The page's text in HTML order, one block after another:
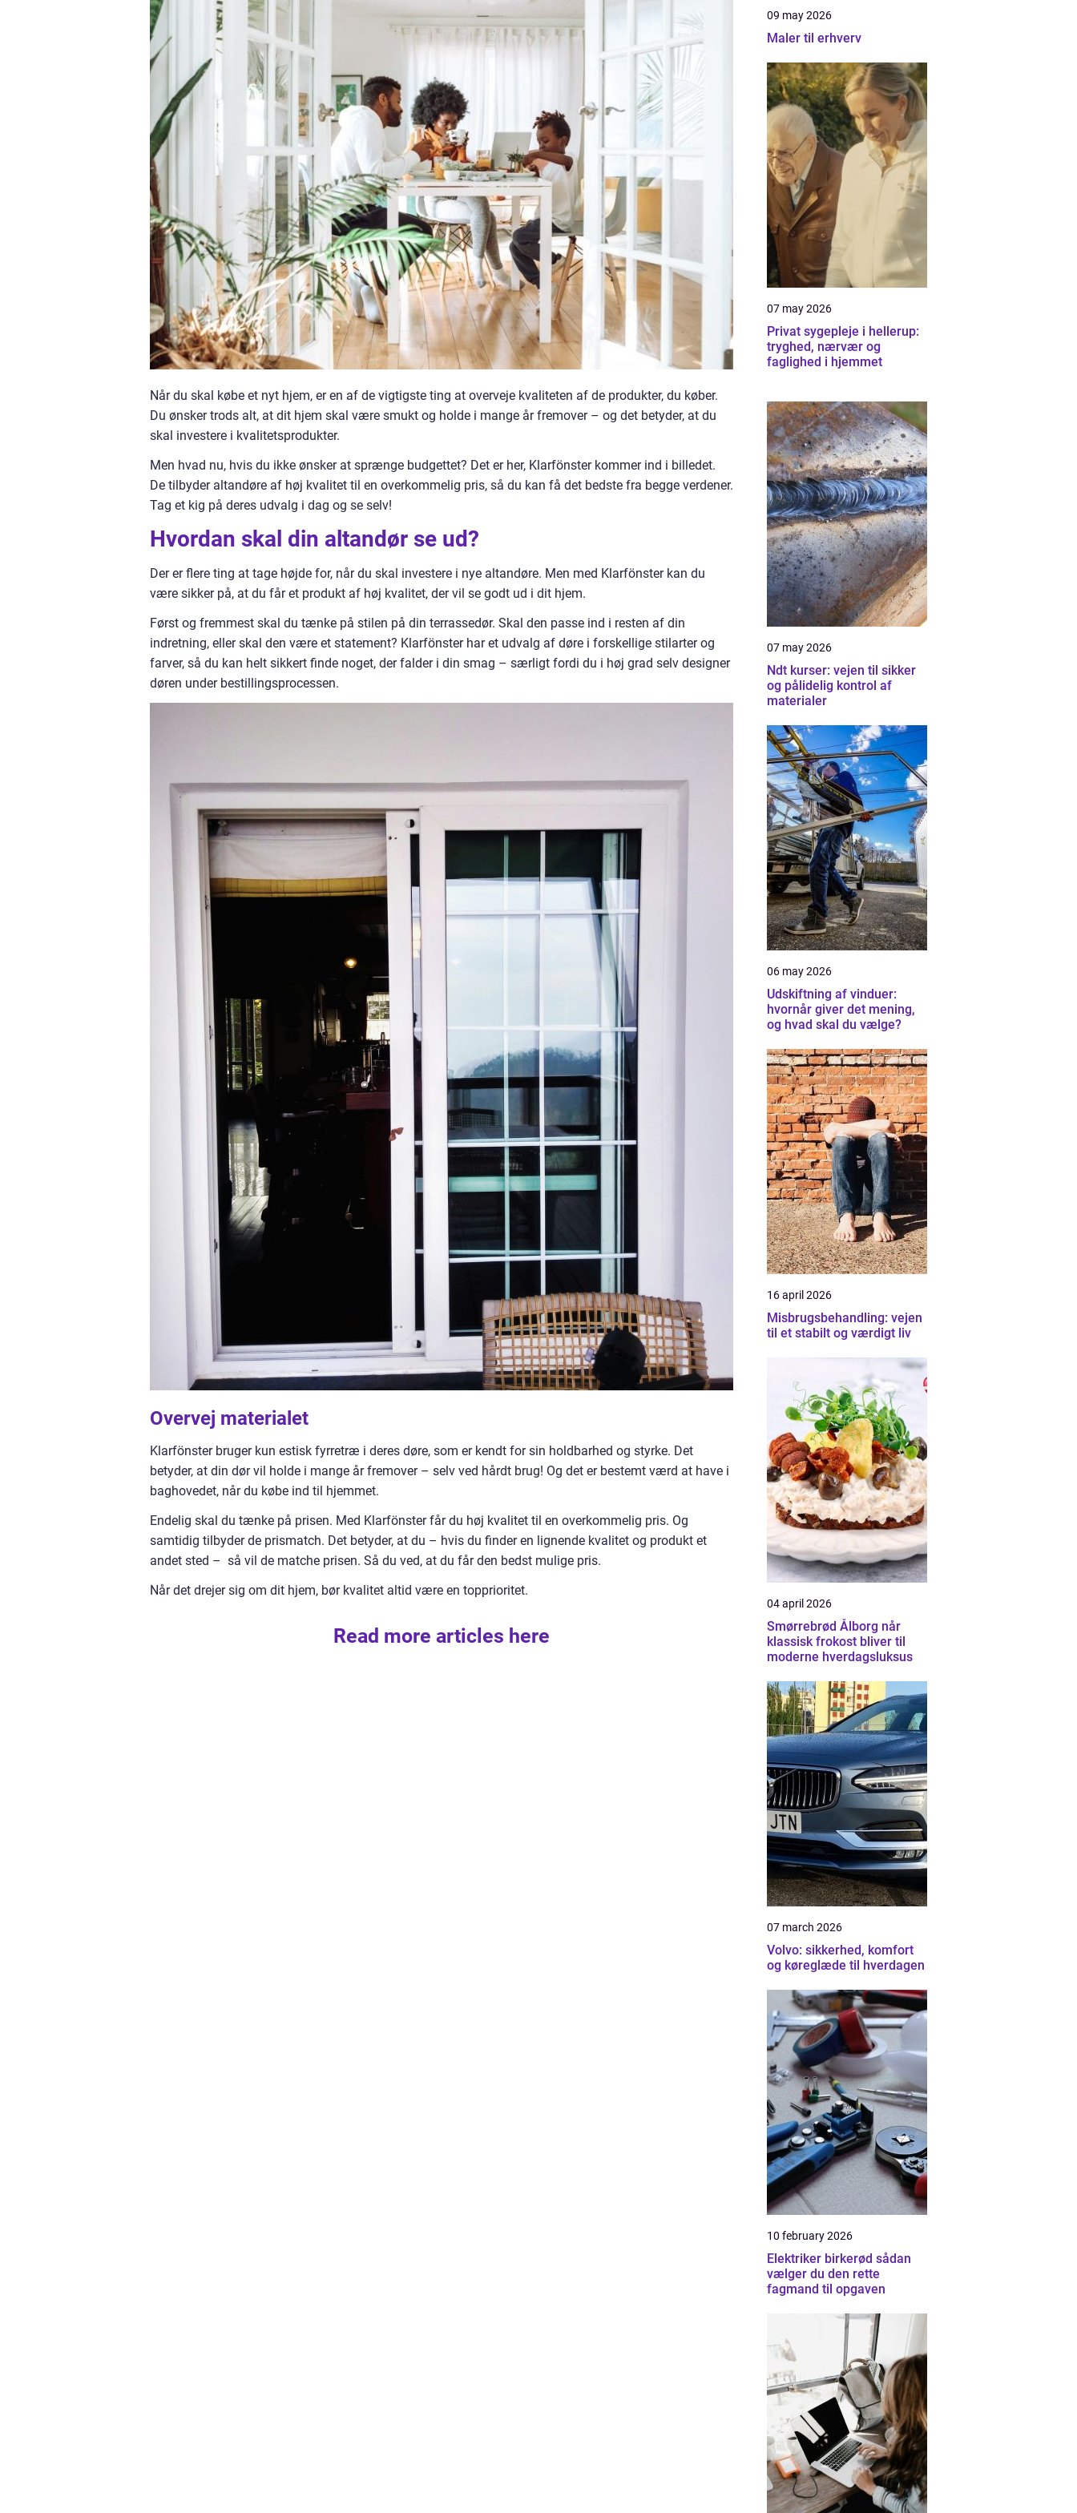
Når du skal købe et nyt hjem, er en af de vigtigste ting at overveje kvaliteten af de produkter, du køber.
Du ønsker trods alt, at dit hjem skal være smukt og holde i mange år fremover – og det betyder, at du
skal investere i kvalitetsprodukter.
Men hvad nu, hvis du ikke ønsker at sprænge budgettet? Det er her, Klarfönster kommer ind i billedet.
De tilbyder altandøre af høj kvalitet til en overkommelig pris, så du kan få det bedste fra begge verdener.
Tag et kig på deres udvalg i dag og se selv!
Hvordan skal din altandør se ud?
Der er flere ting at tage højde for, når du skal investere i nye altandøre. Men med Klarfönster kan du
være sikker på, at du får et produkt af høj kvalitet, der vil se godt ud i dit hjem.
Først og fremmest skal du tænke på stilen på din terrassedør. Skal den passe ind i resten af din
indretning, eller skal den være et statement? Klarfönster har et udvalg af døre i forskellige stilarter og
farver, så du kan helt sikkert finde noget, der falder i din smag – særligt fordi du i høj grad selv designer
døren under bestillingsprocessen.
Overvej materialet
Klarfönster bruger kun estisk fyrretræ i deres døre, som er kendt for sin holdbarhed og styrke. Det
betyder, at din dør vil holde i mange år fremover – selv ved hårdt brug! Og det er bestemt værd at have i
baghovedet, når du købe ind til hjemmet.
Endelig skal du tænke på prisen. Med Klarfönster får du høj kvalitet til en overkommelig pris. Og
samtidig tilbyder de prismatch. Det betyder, at du – hvis du finder en lignende kvalitet og produkt et
andet sted – så vil de matche prisen. Så du ved, at du får den bedst mulige pris.
Når det drejer sig om dit hjem, bør kvalitet altid være en topprioritet.
Read more articles here
09 may 2026
Maler til erhverv
07 may 2026
Privat sygepleje i hellerup:
tryghed, nærvær og
faglighed i hjemmet
07 may 2026
Ndt kurser: vejen til sikker
og pålidelig kontrol af
materialer
06 may 2026
Udskiftning af vinduer:
hvornår giver det mening,
og hvad skal du vælge?
16 april 2026
Misbrugsbehandling: vejen
til et stabilt og værdigt liv
04 april 2026
Smørrebrød Ålborg når
klassisk frokost bliver til
moderne hverdagsluksus
07 march 2026
Volvo: sikkerhed, komfort
og køreglæde til hverdagen
10 february 2026
Elektriker birkerød sådan
vælger du den rette
fagmand til opgaven